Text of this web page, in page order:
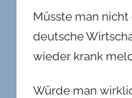
Müsste man
deutsche
wieder krank
Würde man